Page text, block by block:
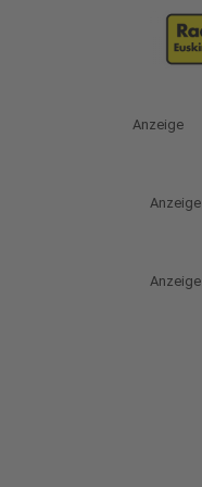
Anzeige
Anzeige
Anzeige